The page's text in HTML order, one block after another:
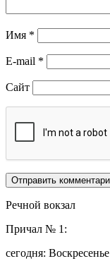
Имя *
E-mail *
Сайт
Речной вокзал
Причал № 1:
сегодня: Воскресенье